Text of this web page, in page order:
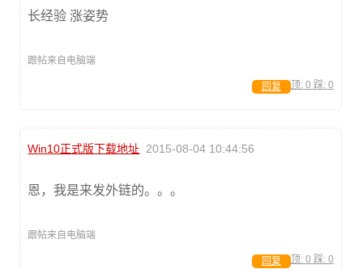
长经验 涨姿势
跟帖来自电脑端
顶: 0 踩: 0
回复
Win10正式版下载地址 2015-08-04 10:44:56
恩，我是来发外链的。。。
跟帖来自电脑端
顶: 0 踩: 0
回复